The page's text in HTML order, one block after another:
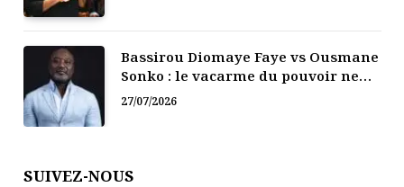
Bassirou Diomaye Faye vs Ousmane
Sonko : le vacarme du pouvoir ne
doit pas faire oublier les liens de la
Fraternité
27/07/2026
SUIVEZ-NOUS